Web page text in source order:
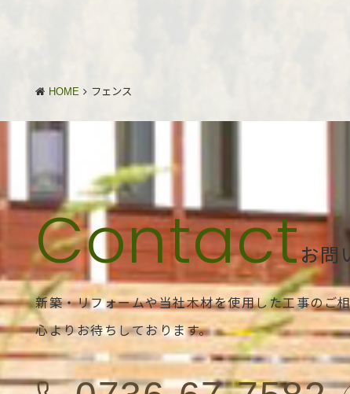
HOME フェンス
お問
新築・リフォームや当社木材を使用した工事のご
心よりお待ちしております。